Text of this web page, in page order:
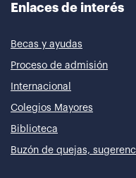
Enlaces de interés
Becas y ayudas
Proceso de admisión
Internacional
Colegios Mayores
Biblioteca
Buzón de quejas,